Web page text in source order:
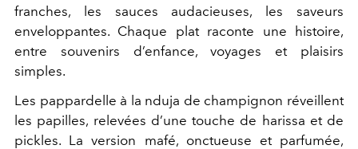
franches, les sauces audacieuses, les saveurs
enveloppantes. Chaque plat raconte une histoire,
entre souvenirs d’enfance, voyages et plaisirs
simples.
Les pappardelle à la nduja de champignon réveillent
les papilles, relevées d’une touche de harissa et de
pickles. La version mafé, onctueuse et parfumée,